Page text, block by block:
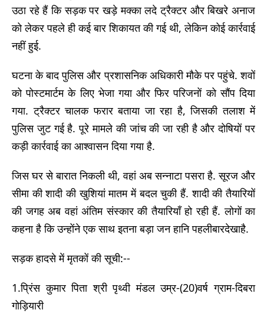
उठा रहे हैं कि सड़क पर खड़े मक्का लदे ट्रैक्टर और बिखरे अनाज
को लेकर पहले ही कई बार शिकायत की गई थी, लेकिन कोई कार्रवाई
नहीं हुई.
घटना के बाद पुलिस और प्रशासनिक अधिकारी मौके पर पहुंचे. शवों
को पोस्टमार्टम के लिए भेजा गया और फिर परिजनों को सौंप दिया
गया. ट्रैक्टर चालक फरार बताया जा रहा है, जिसकी तलाश में
पुलिस जुट गई है. पूरे मामले की जांच की जा रही है और दोषियों पर
कड़ी कार्रवाई का आश्वासन दिया गया है.
जिस घर से बारात निकली थी, वहां अब सन्नाटा पसरा है. सूरज और
सीमा की शादी की खुशियां मातम में बदल चुकी हैं. शादी की तैयारियों
की जगह अब वहां अंतिम संस्कार की तैयारियाँ हो रही हैं. लोगों का
कहना है कि उन्होंने एक साथ इतना बड़ा जन हानि पहलीबारदेखाहै.
सड़क हादसे में मृतकों की सूची:--
1.प्रिंस कुमार पिता श्री पृथ्वी मंडल उम्र-(20)वर्ष ग्राम-दिबरा
गोड़ियारी